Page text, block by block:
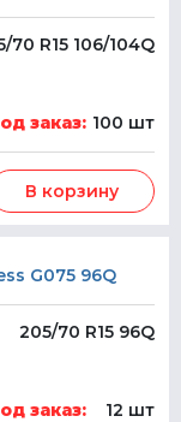
70 R15 106/104Q
заказ: 100 шт
В корзину
G075 96Q
205/70 R15 96Q
заказ: 12 шт